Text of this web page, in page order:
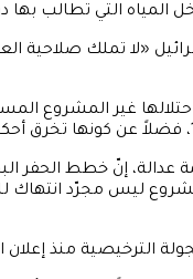
«لا تملك
غير المشروع
عدالة، إنّ خطط الحفر
ليس مجرّد انتهاك
الترخيصية منذ إعلان